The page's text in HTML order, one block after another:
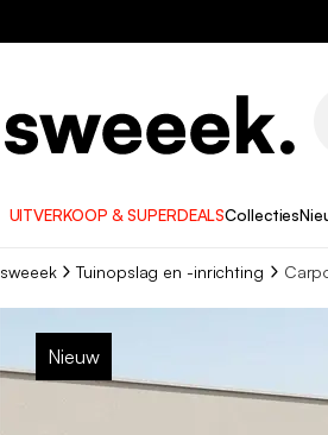
UITVERKOOP & SUPERDEALSCollecties
sweeek Tuinopslag en -inrichting
Nieuw